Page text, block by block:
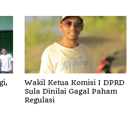
Wakil Ketua Komisi I DPRD
Sula Dinilai Gagal Paham
Regulasi